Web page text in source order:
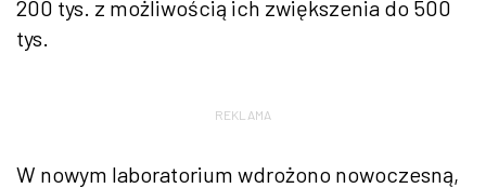
200 tys. z możliwością ich zwiększenia do 500
tys.
REKLAMA
W nowym laboratorium wdrożono nowoczesną,